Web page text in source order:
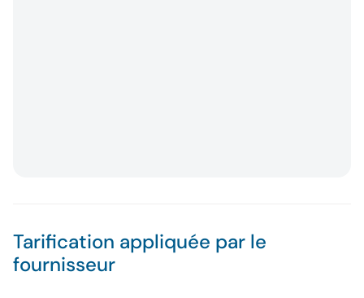
Tarification appliquée par le
fournisseur